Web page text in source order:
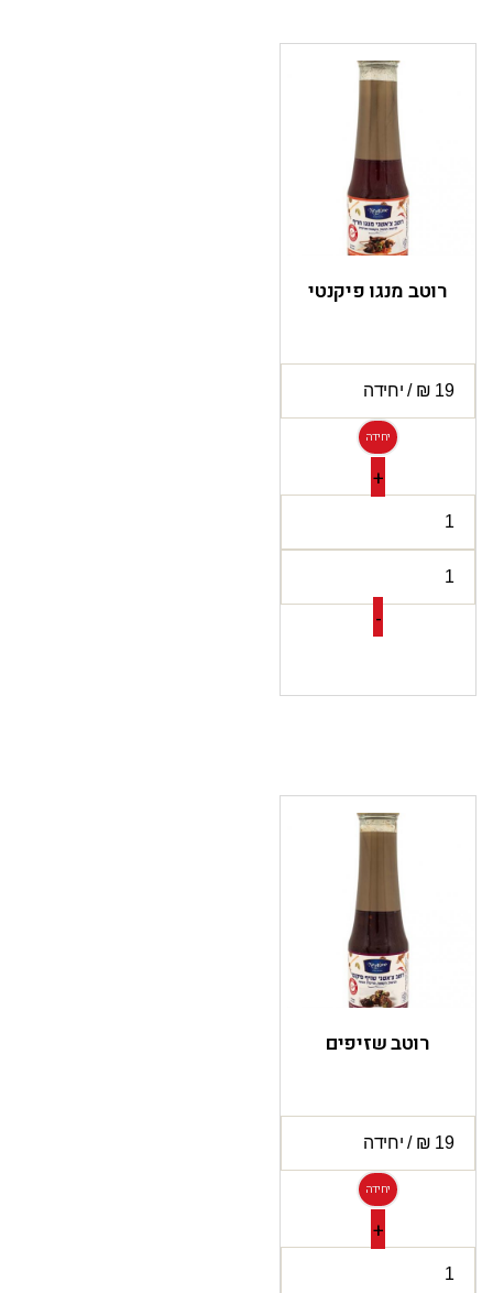
רוטב מנגו פיקנטי
יחידה
+
-
רוטב שזיפים
יחידה
+